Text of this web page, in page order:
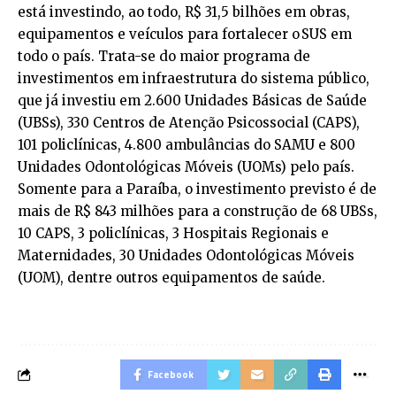
está investindo, ao todo, R$ 31,5 bilhões em obras,
equipamentos e veículos para fortalecer o SUS em
todo o país. Trata-se do maior programa de
investimentos em infraestrutura do sistema público,
que já investiu em 2.600 Unidades Básicas de Saúde
(UBSs), 330 Centros de Atenção Psicossocial (CAPS),
101 policlínicas, 4.800 ambulâncias do SAMU e 800
Unidades Odontológicas Móveis (UOMs) pelo país.
Somente para a Paraíba, o investimento previsto é de
mais de R$ 843 milhões para a construção de 68 UBSs,
10 CAPS, 3 policlínicas, 3 Hospitais Regionais e
Maternidades, 30 Unidades Odontológicas Móveis
(UOM), dentre outros equipamentos de saúde.
Facebook